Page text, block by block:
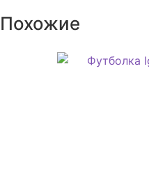
Похожие